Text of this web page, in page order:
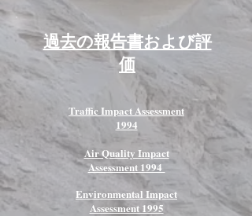
過去の報告書および評
価
Traffic Impact Assessment
1994
Air Quality Impact
Assessment 1994
Environmental Impact
Assessment 1995